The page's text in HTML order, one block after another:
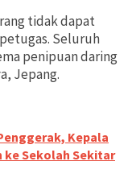
tidak dapat
Seluruh
penipuan daring
Jepang.
Kepala
ke Sekolah Sekitar